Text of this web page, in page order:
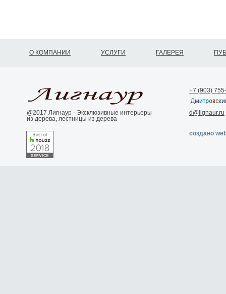
О КОМПАНИИ УСЛУГИ ГАЛЕРЕЯ
@2017 Лигнаур - Эксклюзивные интерьеры
из дерева, лестницы из дерева
+7 (903)
d@lignaur.ru
создано